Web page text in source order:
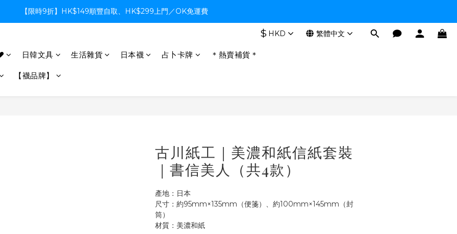
【限時9折】HK$149順豐自取、HK$299上門／OK免運費
【限時9折】HK$149順豐自取、HK$299上門／OK免運費
【限時9折】HK$149順豐自取、HK$299上門／OK免運費
$ HKD 繁體中文
日韓文具 生活雜貨 日本襪 占卜卡牌 ＊熱賣補貨＊
【襪品牌】
古川紙工｜美濃和紙信紙套裝
｜書信美人（共4款）
產地：日本
尺寸：約95mm×135mm（便箋）、約100mm×145mm（封
筒）
材質：美濃和紙